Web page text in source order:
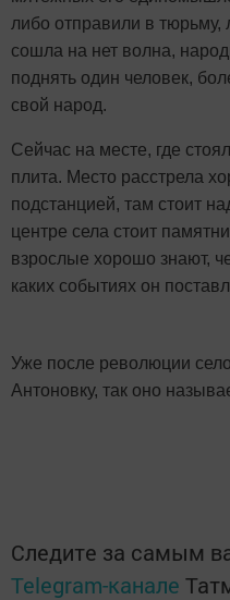
либо отправили в тюрьму,
сошла на нет волна,
поднять один человек,
свой народ.
Сейчас на месте, где
плита. Место расстрела
подстанцией, там стоит
центре села стоит
взрослые хорошо знают,
каких событиях он
Уже после революции
Антоновку, так оно
Следите за самым
Telegram-канале